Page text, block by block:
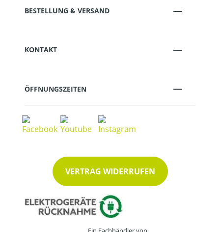
BESTELLUNG & VERSAND
KONTAKT
ÖFFNUNGSZEITEN
VERTRAG WIDERRUFEN